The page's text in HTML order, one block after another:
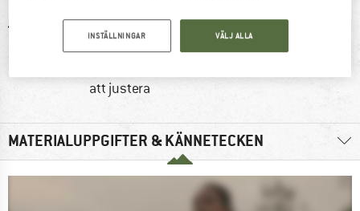
att justera
MATERIALUPPGIFTER & KÄNNETECKEN
INSTÄLLNINGAR VÄLJ ALLA